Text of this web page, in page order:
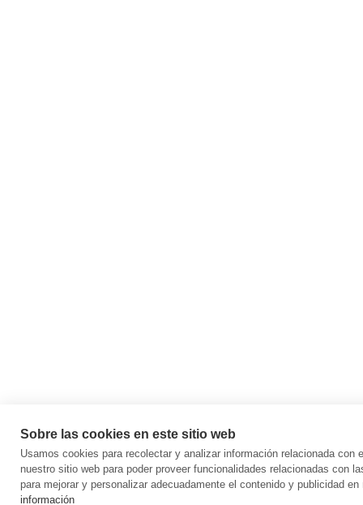
Sobre las cookies en este sitio web
Usamos cookies para recolectar y analizar información relacionada con
nuestro sitio web para poder proveer funcionalidades relacionadas con
para mejorar y personalizar adecuadamente el contenido y publicidad
información